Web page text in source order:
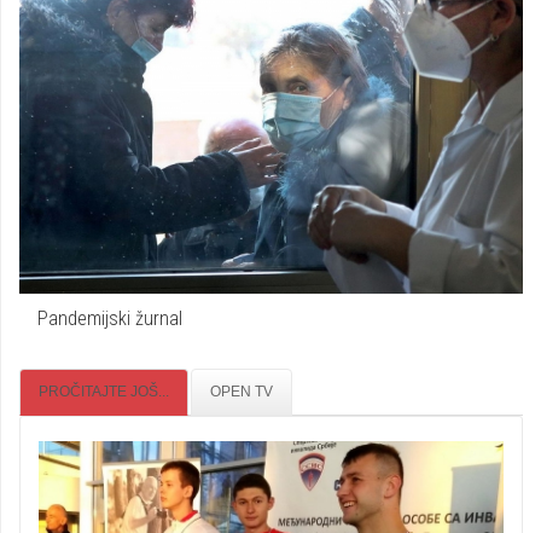
Pandemijski žurnal
PROČITAJTE JOŠ... OPEN TV